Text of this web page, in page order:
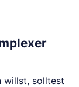
willst, solltest